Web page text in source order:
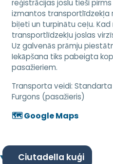
reģistrācijas joslu tieši
izmantos transportlīdzekļa
biļeti un turpinātu ceļu.
transportlīdzekļu joslas
Uz galvenās prāmju
Iekāpšana tiks pabeigta
pasažieriem.
Transporta veidi: Standarta
Furgons (pasažieris)
🗺️ Google Maps
Ciutadella kuģi